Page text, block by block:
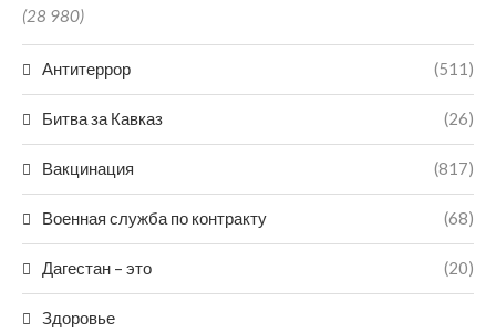
(28 980)
Антитеррор (511)
Битва за Кавказ (26)
Вакцинация (817)
Военная служба по контракту (68)
Дагестан – это (20)
Здоровье